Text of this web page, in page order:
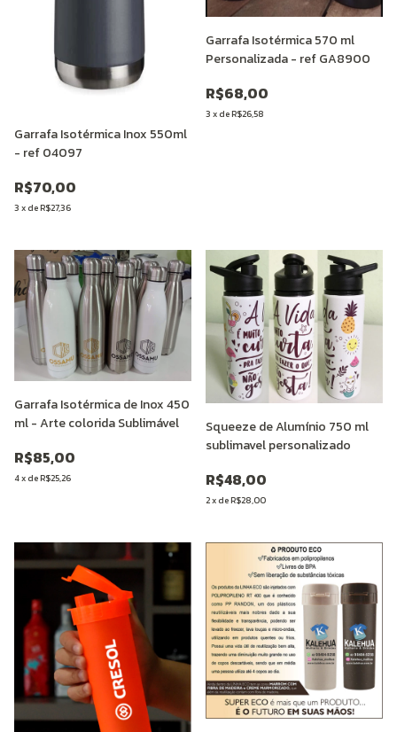
Garrafa Isotérmica Inox 550ml
- ref 04097
R$70,00
3 x deR$27,36
Garrafa Isotérmica 570 ml
Personalizada - ref GA8900
R$68,00
3 x deR$26,58
Garrafa Isotérmica de Inox 450
ml - Arte colorida Sublimável
R$85,00
4x deR$25,26
Squeeze de Alumínio 750 ml
sublimavel personalizado
R$48,00
2x deR$28,00